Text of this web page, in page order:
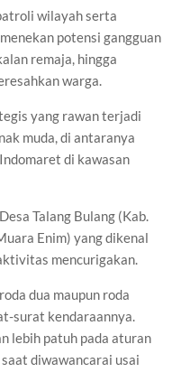
wilayah serta
potensi gangguan
remaja, hingga
warga.
yang rawan terjadi
muda, di antaranya
di kawasan
Talang Bulang (Kab.
Enim) yang dikenal
mencurigakan.
dua maupun roda
surat kendaraannya.
lebih patuh pada aturan
diwawancarai usai